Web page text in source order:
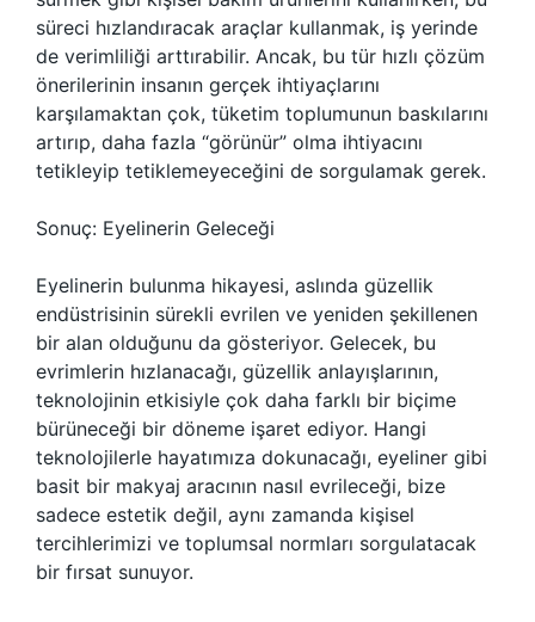
süreci hızlandıracak araçlar kullanmak, iş yerinde
de verimliliği arttırabilir. Ancak, bu tür hızlı çözüm
önerilerinin insanın gerçek ihtiyaçlarını
karşılamaktan çok, tüketim toplumunun baskılarını
artırıp, daha fazla “görünür” olma ihtiyacını
tetikleyip tetiklemeyeceğini de sorgulamak gerek.
Sonuç: Eyelinerin Geleceği
Eyelinerin bulunma hikayesi, aslında güzellik
endüstrisinin sürekli evrilen ve yeniden şekillenen
bir alan olduğunu da gösteriyor. Gelecek, bu
evrimlerin hızlanacağı, güzellik anlayışlarının,
teknolojinin etkisiyle çok daha farklı bir biçime
bürüneceği bir döneme işaret ediyor. Hangi
teknolojilerle hayatımıza dokunacağı, eyeliner gibi
basit bir makyaj aracının nasıl evrileceği, bize
sadece estetik değil, aynı zamanda kişisel
tercihlerimizi ve toplumsal normları sorgulatacak
bir fırsat sunuyor.